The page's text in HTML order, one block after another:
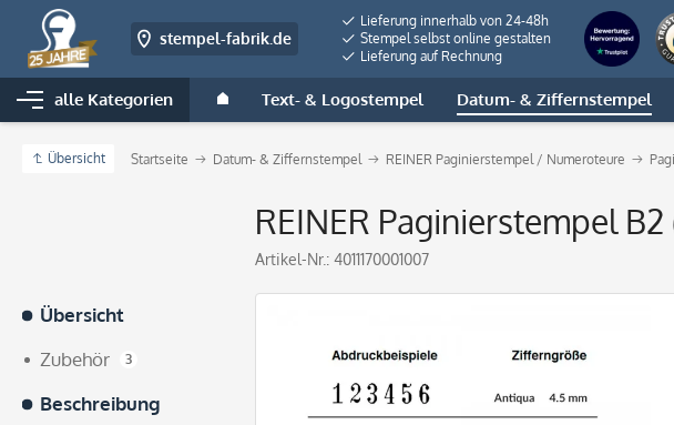
stempel-fabrik.de
Lieferung innerhalb von 24-48h
Stempel selbst online gestalten
Lieferung auf Rechnung
alle Kategorien Text- & Logostempel Datum- & Ziffernstempel
Übersicht Startseite Datum- & Ziffernstempel REINER Paginierstempel / Numeroteure
REINER Paginierstempel
Artikel-Nr.: 4011170001007
Übersicht
Zubehör
3
Beschreibung